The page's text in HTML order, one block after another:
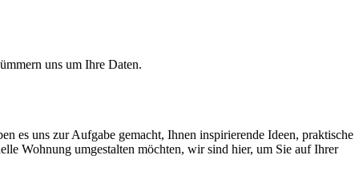
uns um Ihre Daten.
es uns zur Aufgabe gemacht, Ihnen inspirierende Ideen, praktische
Wohnung umgestalten möchten, wir sind hier, um Sie auf Ihrer